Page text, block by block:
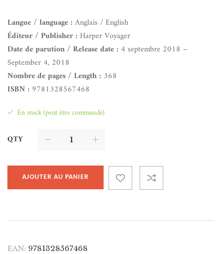
Langue / language :Anglais / English
Éditeur / Publisher : Harper Voyager
Date de parution / Release date : 4 septembre 2018 –
September 4, 2018
Nombre de pages / Length : 368
ISBN : 9781328567468
En stock (peut être commandé)
QTY
AJOUTER AU PANIER
EAN: 9781328567468